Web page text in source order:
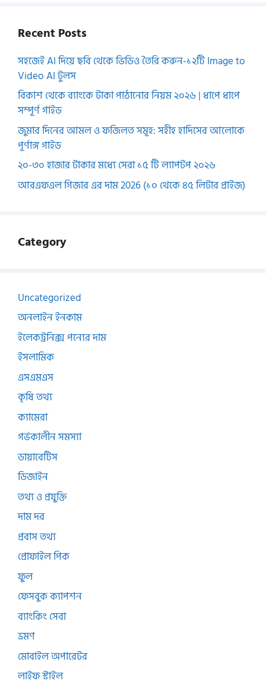
Recent Posts
সহজেই AI দিয়ে ছবি থেকে ভিডিও তৈরি করুন-১২টি Image to
Video AI টুলস
বিকাশ থেকে ব্যাংকে টাকা পাঠানোর নিয়ম ২০২৬ | ধাপে ধাপে
সম্পূর্ণ গাইড
জুমার দিনের আমল ও ফজিলত সমূহ: সহীহ হাদিসের আলোকে
পূর্ণাঙ্গ গাইড
২০-৩০ হাজার টাকার মধ্যে সেরা ১৫ টি ল্যাপটপ ২০২৬
আরএফএল গিজার এর দাম 2026 (১০ থেকে ৪৫ লিটার প্রাইজ)
Category
Uncategorized
অনলাইন ইনকাম
ইলেকট্রনিক্স পন্যের দাম
ইসলামিক
এসএমএস
কৃষি তথ্য
ক্যামেরা
গর্ভকালীন সমস্যা
ডায়াবেটিস
ডিজাইন
তথ্য ও প্রযুক্তি
দাম দর
প্রবাস তথ্য
প্রোফাইল পিক
ফুল
ফেসবুক ক্যাপশন
ব্যাংকিং সেবা
ভ্রমণ
মোবাইল অপারেটর
লাইফ স্টাইল